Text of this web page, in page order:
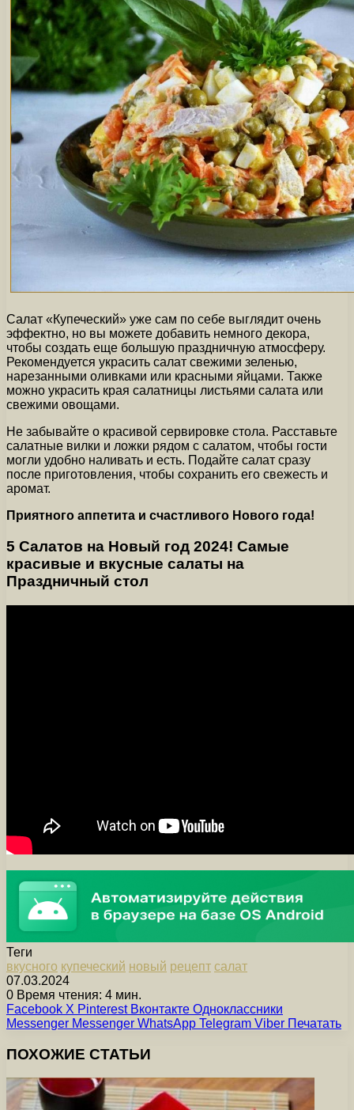
Салат «Купеческий» уже сам по себе выглядит очень
эффектно, но вы можете добавить немного декора,
чтобы создать еще большую праздничную атмосферу.
Рекомендуется украсить салат свежими зеленью,
нарезанными оливками или красными яйцами. Также
можно украсить края салатницы листьями салата или
свежими овощами.
Не забывайте о красивой сервировке стола. Расставьте
салатные вилки и ложки рядом с салатом, чтобы гости
могли удобно наливать и есть. Подайте салат сразу
после приготовления, чтобы сохранить его свежесть и
аромат.
Приятного аппетита и счастливого Нового года!
5 Салатов на Новый год 2024! Самые
красивые и вкусные салаты на
Праздничный стол
Теги
вкусного купеческий новый рецепт салат
07.03.2024
0 Время чтения: 4 мин.
Facebook X Pinterest Вконтакте Одноклассники
Messenger Messenger WhatsApp Telegram Viber Печатать
ПОХОЖИЕ СТАТЬИ